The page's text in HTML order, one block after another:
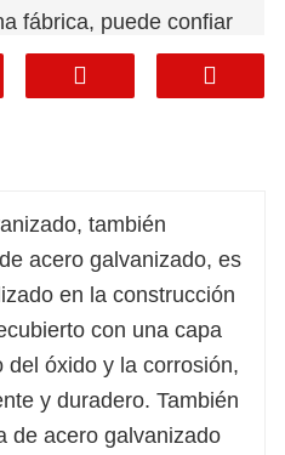
fábrica, puede confiar
para
estabilidad que
de acero
es la elección
de construcción de
sus bajos
significan que
de reparación y
también
acero galvanizado, es
en la construcción
con una capa
óxido y la corrosión,
y duradero. También
de acero galvanizado